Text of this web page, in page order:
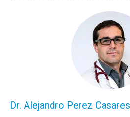
Dr. Alejandro Perez Casares